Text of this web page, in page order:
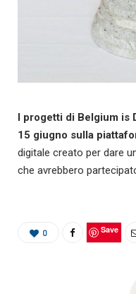
I progetti di Belgium is
15 giugno sulla
digitale creato per dare
che avrebbero
0 Save